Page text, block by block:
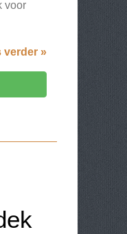
voor
verder »